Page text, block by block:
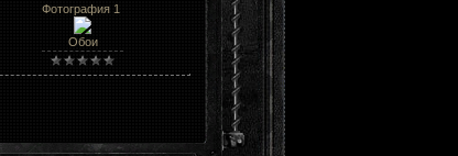
Фотография 1
Обои